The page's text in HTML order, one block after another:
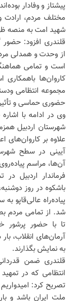
مختلف مردم، ارادت
شهید امت به منصه
قلندری افزود: حضور
از وحدت و همدلی
است و تمامی
کاروان‌ها
مجموعه انتظامی
حضوری حماسی و
وی در ادامه با
شهرستان اردبیل
علاوه بر کاروان‌های
آیینی در سطح
آن‌ها، مراسم
فرماندار اردبیل
باشکوه در روز
پیاده‌راه عالی‌قاپو
شد. از تمامی مردم
تا با حضور پرشور
آرمان‌های انقلاب،
به نمایش بگذارند.
قلندری ضمن
انتظامی که در
تصریح کرد:
ملت ایران باشد و